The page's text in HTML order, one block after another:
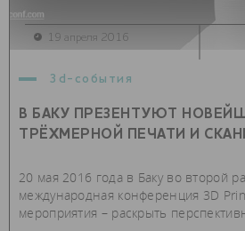
3d-события
В БАКУ ПРЕЗЕНТУЮТ
ТРЁХМЕРНОЙ ПЕЧАТИ И
20 мая 2016 года в Баку во второй
международная конференция 3D
мероприятия – раскрыть
19 апреля 2016